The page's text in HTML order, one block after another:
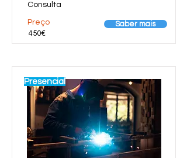
Consulta
Preço
450€
Saber mais
Presencial